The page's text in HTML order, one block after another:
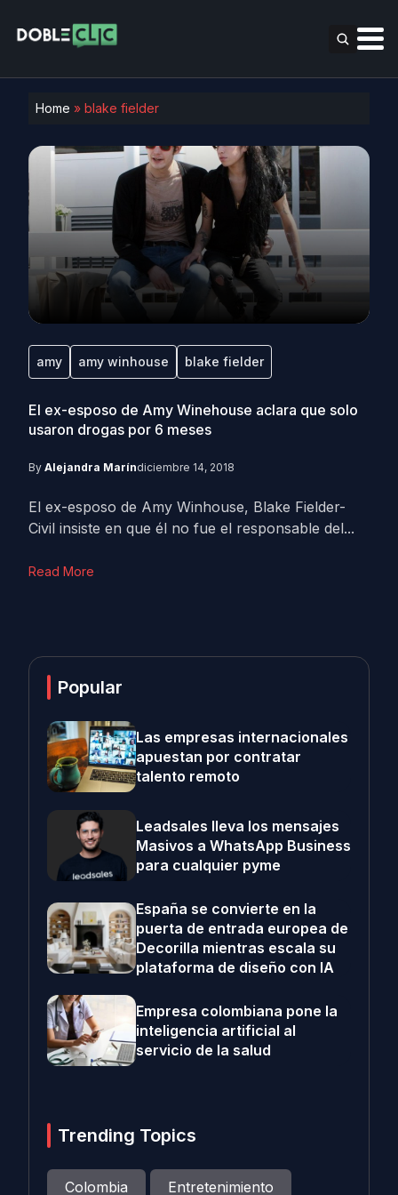
Home » blake fielder
amy amy winhouse blake fielder
El ex-esposo de Amy Winehouse aclara que solo
usaron drogas por 6 meses
By Alejandra Maríndiciembre 14, 2018
El ex-esposo de Amy Winhouse, Blake Fielder-
Civil insiste en que él no fue el responsable del...
Read More
Popular
Las empresas internacionales
apuestan por contratar
talento remoto
Leadsales lleva los mensajes
Masivos a WhatsApp Business
para cualquier pyme
España se convierte en la
puerta de entrada europea de
Decorilla mientras escala su
plataforma de diseño con IA
Empresa colombiana pone la
inteligencia artificial al
servicio de la salud
Trending Topics
Colombia Entretenimiento